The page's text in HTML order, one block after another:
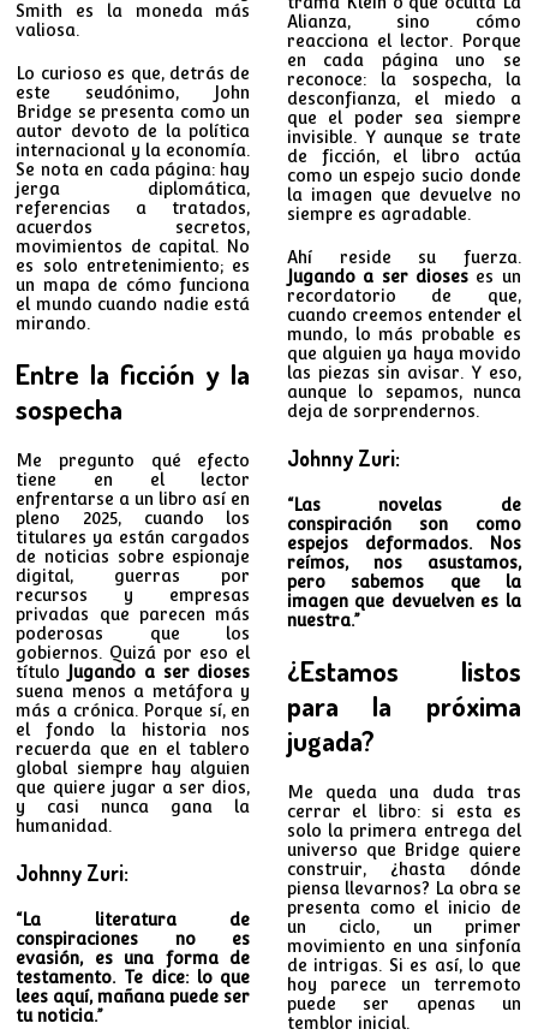
Smith es la moneda más
valiosa.
Lo curioso es que, detrás de
este seudónimo, John
Bridge se presenta como un
autor devoto de la política
internacional y la economía.
Se nota en cada página: hay
jerga diplomática,
referencias a tratados,
acuerdos secretos,
movimientos de capital. No
es solo entretenimiento; es
un mapa de cómo funciona
el mundo cuando nadie está
mirando.
Entre la ficción y la
sospecha
Me pregunto qué efecto
tiene en el lector
enfrentarse a un libro así en
pleno 2025, cuando los
titulares ya están cargados
de noticias sobre espionaje
digital, guerras por
recursos y empresas
privadas que parecen más
poderosas que los
gobiernos. Quizá por eso el
título
Jugando a ser dioses
suena menos a metáfora y
más a crónica. Porque sí, en
el fondo la historia nos
recuerda que en el tablero
global siempre hay alguien
que quiere jugar a ser dios,
y casi nunca gana la
humanidad.
Johnny Zuri:
“La literatura de
conspiraciones no es
evasión, es una forma de
testamento. Te dice: lo que
lees aquí, mañana puede ser
tu noticia.”
Alianza, sino cómo
reacciona el lector. Porque
en cada página uno se
reconoce: la sospecha, la
desconfianza, el miedo a
que el poder sea siempre
invisible. Y aunque se trate
de ficción, el libro actúa
como un espejo sucio donde
la imagen que devuelve no
siempre es agradable.
Ahí reside su fuerza.
Jugando a ser dioseses un
recordatorio de que,
cuando creemos entender el
mundo, lo más probable es
que alguien ya haya movido
las piezas sin avisar. Y eso,
aunque lo sepamos, nunca
deja de sorprendernos.
Johnny Zuri:
“Las novelas de
conspiración son como
espejos deformados. Nos
reímos, nos asustamos,
pero sabemos que la
imagen que devuelven es la
nuestra.”
¿Estamos listos
para la próxima
jugada?
Me queda una duda tras
cerrar el libro: si esta es
solo la primera entrega del
universo que Bridge quiere
construir, ¿hasta dónde
piensa llevarnos? La obra se
presenta como el inicio de
un ciclo, un primer
movimiento en una sinfonía
de intrigas. Si es así, lo que
hoy parece un terremoto
puede ser apenas un
temblor inicial.